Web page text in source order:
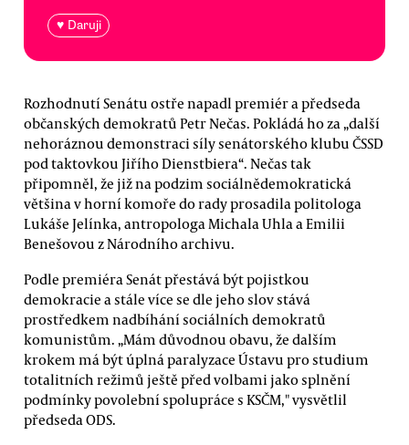
♥ Daruji
Rozhodnutí Senátu ostře napadl premiér a předseda
občanských demokratů Petr Nečas. Pokládá ho za „další
nehoráznou demonstraci síly senátorského klubu ČSSD
pod taktovkou Jiřího Dienstbiera“. Nečas tak
připomněl, že již na podzim sociálnědemokratická
většina v horní komoře do rady prosadila politologa
Lukáše Jelínka, antropologa Michala Uhla a Emilii
Benešovou z Národního archivu.
Podle premiéra Senát přestává být pojistkou
demokracie a stále více se dle jeho slov stává
prostředkem nadbíhání sociálních demokratů
komunistům. „Mám důvodnou obavu, že dalším
krokem má být úplná paralyzace Ústavu pro studium
totalitních režimů ještě před volbami jako splnění
podmínky povolební spolupráce s KSČM," vysvětlil
předseda ODS.